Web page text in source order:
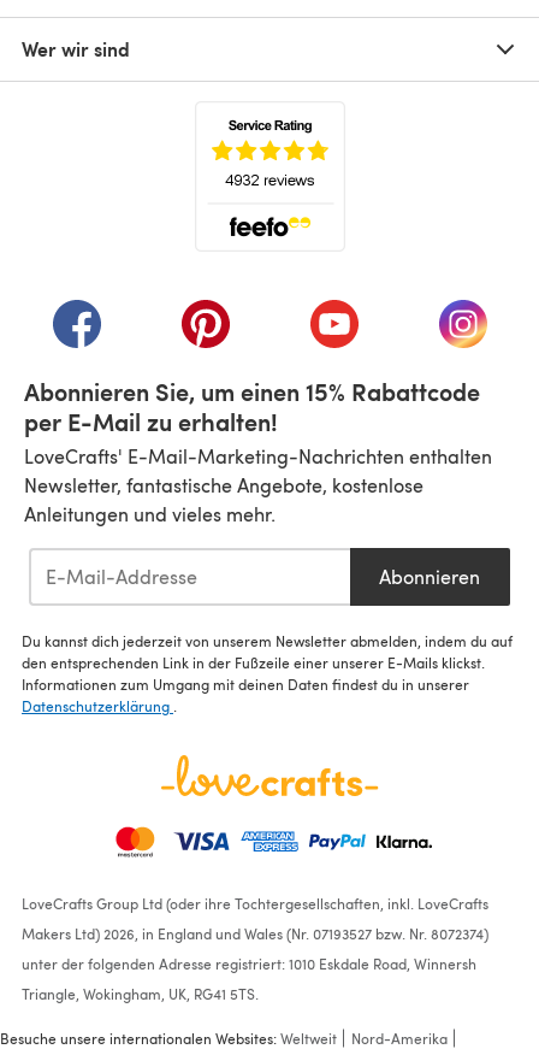
Wer wir sind
(öffnet sich in einem neuen Tab)
(öffnet sich in einem neuen Tab)
(öffnet sich in einem
(öffnet
Abonnieren Sie, um einen 15% Rabattcode
per E-Mail zu erhalten!
LoveCrafts' E-Mail-Marketing-Nachrichten enthalten
Newsletter, fantastische Angebote, kostenlose
Anleitungen und vieles mehr.
Abonnieren
Du kannst dich jederzeit von unserem Newsletter abmelden, indem du auf
den entsprechenden Link in der Fußzeile einer unserer E-Mails klickst.
Informationen zum Umgang mit deinen Daten findest du in unserer
Datenschutzerklärung
LoveCrafts Group Ltd (oder ihre Tochtergesellschaften, inkl. LoveCrafts
Makers Ltd) 2026, in England und Wales (Nr. 07193527 bzw. Nr. 8072374)
unter der folgenden Adresse registriert: 1010 Eskdale Road, Winnersh
Triangle, Wokingham, UK, RG41 5TS.
Besuche unsere internationalen Websites:Weltweit Nord-Amerika